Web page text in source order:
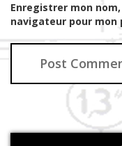
Enregistrer mon
navigateur pour mon